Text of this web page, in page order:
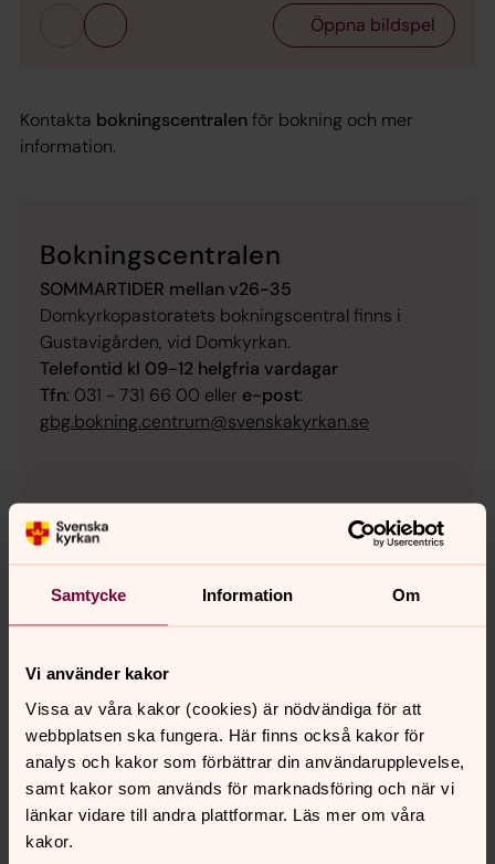
Samtycke Information Om
Vi använder kakor
Vissa av våra kakor (cookies) är nödvändiga för att
webbplatsen ska fungera. Här finns också kakor för
analys och kakor som förbättrar din användarupplevelse,
samt kakor som används för marknadsföring och när vi
länkar vidare till andra plattformar. Läs mer om våra
kakor.
Öppna bildspel
Kontakta bokningscentralenför bokning och mer
information.
Bokningscentralen
SOMMARTIDER mellan v26-35
Domkyrkopastoratets bokningscentral finns i
Gustavigården, vid Domkyrkan.
Telefontid kl 09-12 helgfria vardagar
Tfn: 031 - 731 66 00 eller e-post:
gbg.bokning.centrum@svenskakyrkan.se